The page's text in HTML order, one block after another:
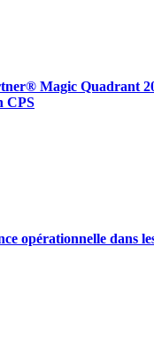
Magic Quadrant
CPS
opérationnelle dans